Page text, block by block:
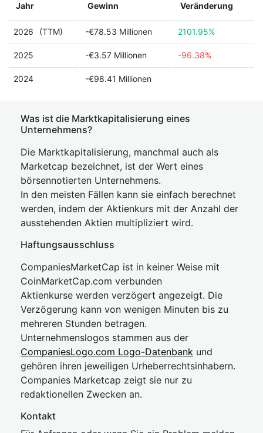
Jahr Gewinn Veränderung
2026 (TTM) -€78.53 Millionen 2101.95%
2025 -€3.57 Millionen -96.38%
2024 -€98.41 Millionen
Was ist die Marktkapitalisierung eines
Unternehmens?
Die Marktkapitalisierung, manchmal auch als
Marketcap bezeichnet, ist der Wert eines
börsennotierten Unternehmens.
In den meisten Fällen kann sie einfach berechnet
werden, indem der Aktienkurs mit der Anzahl der
ausstehenden Aktien multipliziert wird.
Haftungsausschluss
CompaniesMarketCap ist in keiner Weise mit
CoinMarketCap.com verbunden
Aktienkurse werden verzögert angezeigt. Die
Verzögerung kann von wenigen Minuten bis zu
mehreren Stunden betragen.
Unternehmenslogos stammen aus der
CompaniesLogo.com Logo-Datenbank und
gehören ihren jeweiligen Urheberrechtsinhabern.
Companies Marketcap zeigt sie nur zu
redaktionellen Zwecken an.
Kontakt